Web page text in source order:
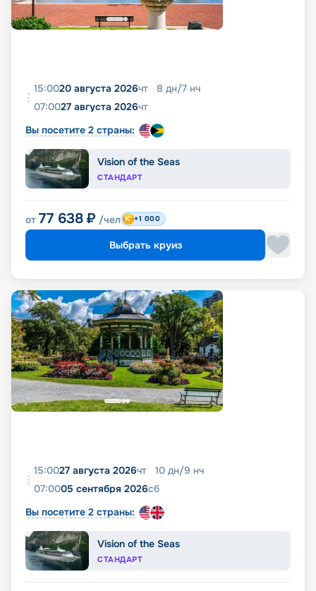
15:0020 августа 2026чт 8 дн/7 нч
07:0027 августа 2026чт
Вы посетите 2 страны:
Vision of the Seas
СТАНДАРТ
от 77 638 ₽ /чел +1 000
Выбрать круиз
15:0027 августа 2026чт 10 дн/9 нч
07:0005 сентября 2026сб
Вы посетите 2 страны:
Vision of the Seas
СТАНДАРТ